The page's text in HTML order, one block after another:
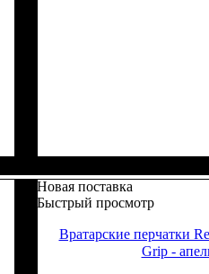
Новая поставка
Быстрый просмотр
Вратарские перчатки
Grip -